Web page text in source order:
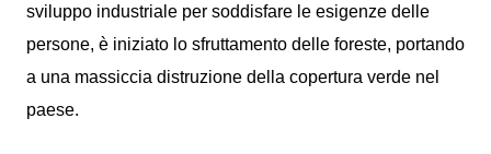
sviluppo industriale per soddisfare le esigenze delle
persone, è iniziato lo sfruttamento delle foreste, portando
a una massiccia distruzione della copertura verde nel
paese.